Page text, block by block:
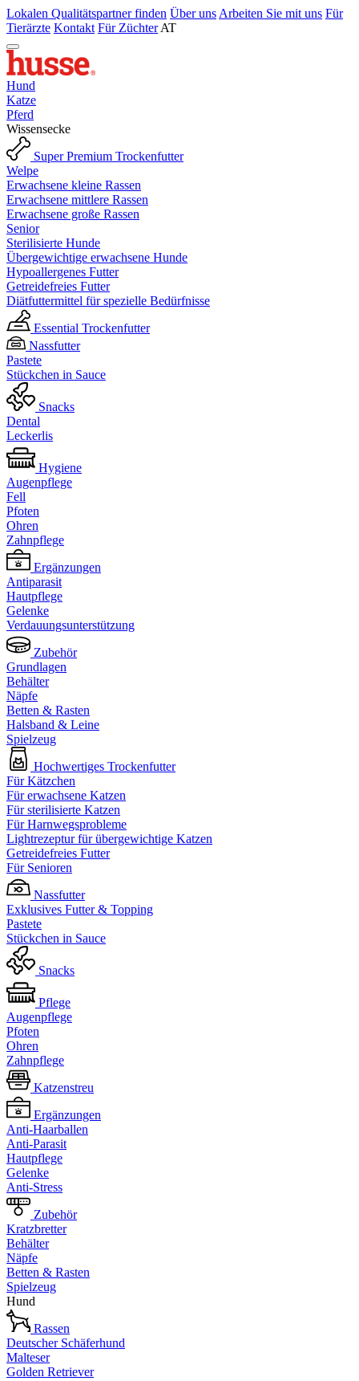
Lokalen Qualitätspartner finden Über uns Arbeiten Sie mit uns Für
Tierärzte Kontakt Für Züchter AT
Hund
Katze
Pferd
Wissensecke
Super Premium Trockenfutter
Welpe
Erwachsene kleine Rassen
Erwachsene mittlere Rassen
Erwachsene große Rassen
Senior
Sterilisierte Hunde
Übergewichtige erwachsene Hunde
Hypoallergenes Futter
Getreidefreies Futter
Diätfuttermittel für spezielle Bedürfnisse
Essential Trockenfutter
Nassfutter
Pastete
Stückchen in Sauce
Snacks
Dental
Leckerlis
Hygiene
Augenpflege
Fell
Pfoten
Ohren
Zahnpflege
Ergänzungen
Antiparasit
Hautpflege
Gelenke
Verdauungsunterstützung
Zubehör
Grundlagen
Behälter
Näpfe
Betten & Rasten
Halsband & Leine
Spielzeug
Hochwertiges Trockenfutter
Für Kätzchen
Für erwachsene Katzen
Für sterilisierte Katzen
Für Harnwegsprobleme
Lightrezeptur für übergewichtige Katzen
Getreidefreies Futter
Für Senioren
Nassfutter
Exklusives Futter & Topping
Pastete
Stückchen in Sauce
Snacks
Pflege
Augenpflege
Pfoten
Ohren
Zahnpflege
Katzenstreu
Ergänzungen
Anti-Haarballen
Anti-Parasit
Hautpflege
Gelenke
Anti-Stress
Zubehör
Kratzbretter
Behälter
Näpfe
Betten & Rasten
Spielzeug
Hund
Rassen
Deutscher Schäferhund
Malteser
Golden Retriever